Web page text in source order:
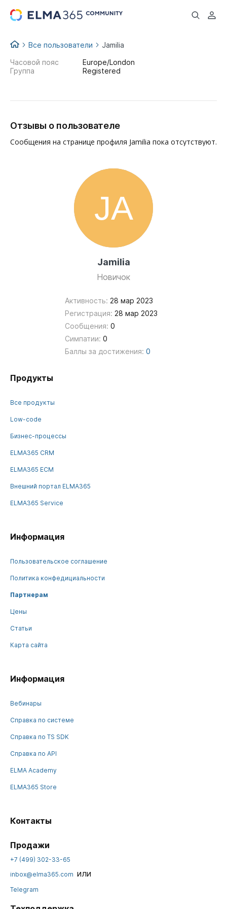
...
Все пользователи Jamilia
Jamilia
Новичок
Активность: 28 мар 2023
Регистрация: 28 мар 2023
Сообщения: 0
Симпатии: 0
Баллы за достижения: 0
Часовой пояс
Europe/London
Группа
Registered
Отзывы о пользователе
Сообщения на странице профиля Jamilia пока отсутствуют.
Продукты
Все продукты
Low-code
Бизнес-процессы
ELMA365 CRM
ELMA365 ECM
Внешний портал ELMA365
ELMA365 Service
Информация
Пользовательское соглашение
Политика конфедициальности
Партнерам
Цены
Статьи
Карта сайта
Информация
Вебинары
Справка по системе
Справка по TS SDK
Справка по API
ELMA Academy
ELMA365 Store
Контакты
Продажи
+7 (499) 302-33-65
inbox@elma365.com или
Telegram